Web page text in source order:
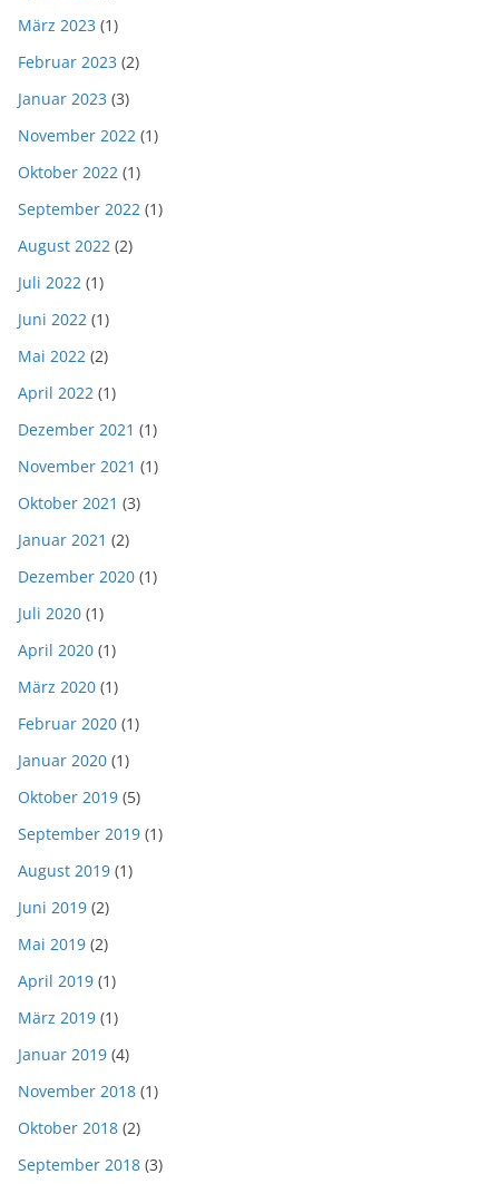
März 2023 (1)
Februar 2023 (2)
Januar 2023 (3)
November 2022 (1)
Oktober 2022 (1)
September 2022 (1)
August 2022 (2)
Juli 2022 (1)
Juni 2022 (1)
Mai 2022 (2)
April 2022 (1)
Dezember 2021 (1)
November 2021 (1)
Oktober 2021 (3)
Januar 2021 (2)
Dezember 2020 (1)
Juli 2020 (1)
April 2020 (1)
März 2020 (1)
Februar 2020 (1)
Januar 2020 (1)
Oktober 2019 (5)
September 2019 (1)
August 2019 (1)
Juni 2019 (2)
Mai 2019 (2)
April 2019 (1)
März 2019 (1)
Januar 2019 (4)
November 2018 (1)
Oktober 2018 (2)
September 2018 (3)